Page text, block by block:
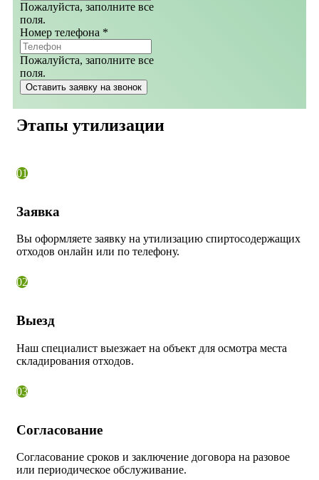
Пожалуйста, заполните все
поля.
Номер телефона *
Пожалуйста, заполните все
поля.
Оставить заявку на звонок
Этапы утилизации
01
Заявка
Вы оформляете заявку на утилизацию спиртосодержащих
отходов онлайн или по телефону.
02
Выезд
Наш специалист выезжает на объект для осмотра места
складирования отходов.
03
Согласование
Согласование сроков и заключение договора на разовое
или периодическое обслуживание.